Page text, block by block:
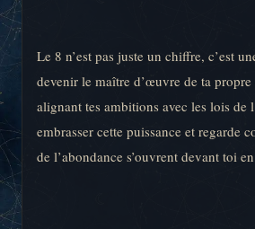
Le 8 n’est pas juste un chiffre, c’est
devenir le maître d’œuvre de ta propre
alignant tes ambitions avec les lois de
embrasser cette puissance et regarde
de l’abondance s’ouvrent devant toi